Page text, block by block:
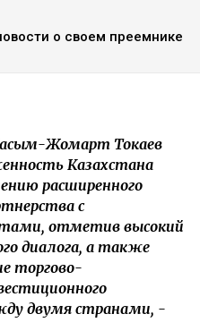
о своем преемнике
Жомарт Токаев
Казахстана
расширенного
с
отметив высокий
диалога, а также
торгово-
двумя странами, -